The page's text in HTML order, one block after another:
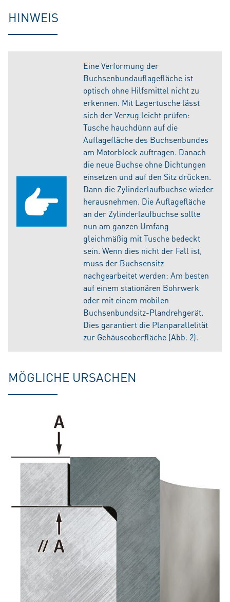
HINWEIS
Eine Verformung der
Buchsenbundauflagefläche ist
optisch ohne Hilfsmittel nicht zu
erkennen. Mit Lagertusche lässt
sich der Verzug leicht prüfen:
Tusche hauchdünn auf die
Auflagefläche des Buchsenbundes
am Motorblock auftragen. Danach
die neue Buchse ohne Dichtungen
einsetzen und auf den Sitz drücken.
Dann die Zylinderlaufbuchse wieder
herausnehmen. Die Auflagefläche
an der Zylinderlaufbuchse sollte
nun am ganzen Umfang
gleichmäßig mit Tusche bedeckt
sein. Wenn dies nicht der Fall ist,
muss der Buchsensitz
nachgearbeitet werden: Am besten
auf einem stationären Bohrwerk
oder mit einem mobilen
Buchsenbundsitz-Plandrehgerät.
Dies garantiert die Planparallelität
zur Gehäuseoberfläche (Abb. 2).
MÖGLICHE URSACHEN